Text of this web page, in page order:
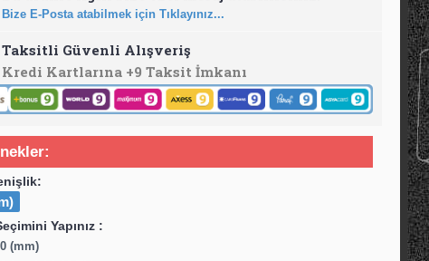
Bize E-Posta atabilmek için Tıklayınız...
Taksitli Güvenli Alışveriş
Kredi Kartlarına +9 Taksit İmkanı
Yapınız :
(mm)